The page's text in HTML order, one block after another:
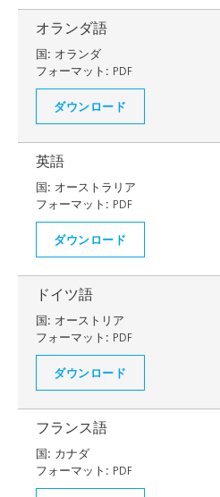
オランダ語
国: オランダ
フォーマット: PDF
ダウンロード
英語
国: オーストラリア
フォーマット: PDF
ダウンロード
ドイツ語
国: オーストリア
フォーマット: PDF
ダウンロード
フランス語
国: カナダ
フォーマット: PDF